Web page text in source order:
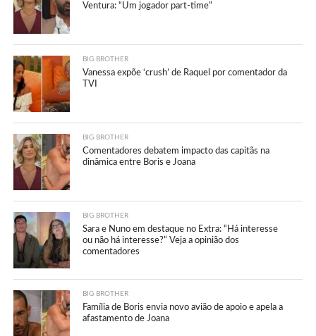
Ventura: “Um jogador part-time”
BIG BROTHER
Vanessa expõe ‘crush’ de Raquel por comentador da
TVI
BIG BROTHER
Comentadores debatem impacto das capitãs na
dinâmica entre Boris e Joana
BIG BROTHER
Sara e Nuno em destaque no Extra: “Há interesse
ou não há interesse?” Veja a opinião dos
comentadores
BIG BROTHER
Família de Boris envia novo avião de apoio e apela a
afastamento de Joana